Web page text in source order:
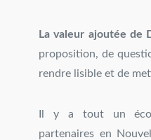
La valeur ajoutée de
proposition, de
rendre lisible et de
Il y a tout un
partenaires en